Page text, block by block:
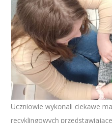
Uczniowie wykonali ciekawe
recyklingowych